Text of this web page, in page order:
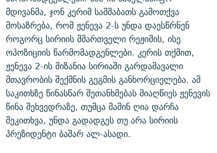
ᲘᲛᲞᲔᲠᲘᲐ ᲓᲐ ᲠᲐᲓᲘᲝ
5 ᲐᲛᲑᲐᲕᲘ - 20 ᲘᲕᲜᲘᲡᲡ ᲓᲐᲨᲐᲕᲔᲑᲣᲚᲔᲑᲘ
ᲐᲒᲕᲘᲡᲢᲝᲡ ᲝᲛᲘ
ПРИВЕТ ᲙᲣᲚᲢᲣᲠᲐ
რთე/რთ-ის ყველა საიტი
მდივანმა, ჯონ კერიმ სამშაბათს გამოთქვა
მოსაზრება, რომ ჟენევა 2-ს უნდა დაესწრნენ
როგორც სირიის მმართველი რეჟიმის, ისე
ოპოზიციის წარმომადგენლები. კერის თქმით,
ჟენევა 2-ის მიზანია სირიაში გარდამავალი
მთავრობის შექმნის გეგმის განხორციელება. ამ
საკითხზე წინასწარ შეთანხმებას მიაღწიეს ჟენევის
წინა შეხვედრაზე, თუმცა მაშინ ღია დარჩა
შეკითხვა, უნდა გადადგეს თუ არა სირიის
პრეზიდენტი ბაშარ ალ-ასადი.